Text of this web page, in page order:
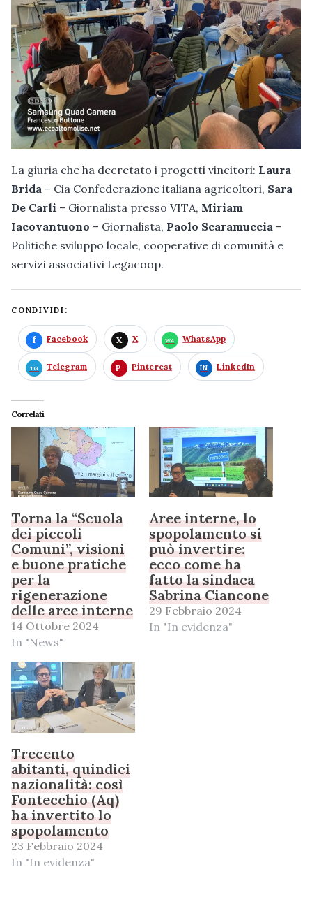
La giuria che ha decretato i progetti vincitori: Laura
Brida – Cia Confederazione italiana agricoltori, Sara
De Carli – Giornalista presso VITA, Miriam
Iacovantuono – Giornalista, Paolo Scaramuccia –
Politiche sviluppo locale, cooperative di comunità e
servizi associativi Legacoop.
CONDIVIDI:
Facebook X WhatsApp
Telegram Pinterest LinkedIn
Correlati
Torna la “Scuola
dei piccoli
Comuni”, visioni
e buone pratiche
per la
rigenerazione
delle aree interne
14 Ottobre 2024
In "News"
Aree interne, lo
spopolamento si
può invertire:
ecco come ha
fatto la sindaca
Sabrina Ciancone
29 Febbraio 2024
In "In evidenza"
Trecento
abitanti, quindici
nazionalità: così
Fontecchio (Aq)
ha invertito lo
spopolamento
23 Febbraio 2024
In "In evidenza"